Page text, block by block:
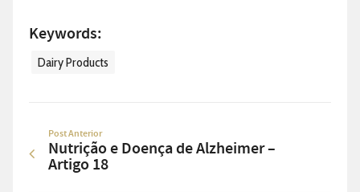
Keywords:
Dairy Products
Post Anterior
Nutrição e Doença de Alzheimer –
Artigo 18